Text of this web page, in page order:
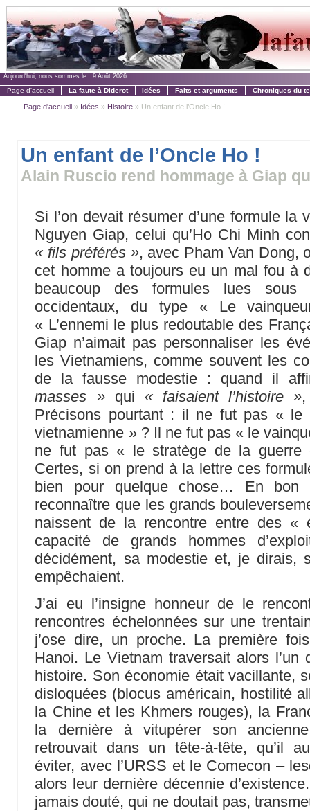
Aujourd'hui, nous sommes le : 9 Août 2026
Page d'accueil La faute à Diderot Idées Faits et arguments Chroniques du
Page d'accueil » Idées » Histoire » Un enfant de l’Oncle Ho !
Un enfant de l’Oncle Ho !
Alain Ruscio rend hommage à Giap
Si l’on devait résumer d’une formule la
Nguyen Giap, celui qu’Ho Chi Minh
« fils préférés », avec Pham Van Dong,
cet homme a toujours eu un mal fou à
beaucoup des formules lues sous
occidentaux, du type « Le
« L’ennemi le plus redoutable des
Giap n’aimait pas personnaliser les
les Vietnamiens, comme souvent les
de la fausse modestie : quand il
masses »qui « faisaient l’histoire »
Précisons pourtant : il ne fut pas « le
vietnamienne » ? Il ne fut pas « le
ne fut pas « le stratège de la guerre
Certes, si on prend à la lettre ces
bien pour quelque chose… En bon
reconnaître que les grands
naissent de la rencontre entre des «
capacité de grands hommes
décidément, sa modestie et, je dirais,
empêchaient.
J’ai eu l’insigne honneur de le
rencontres échelonnées sur une
j’ose dire, un proche. La première
Hanoi. Le Vietnam traversait alors l’un
histoire. Son économie était vacillante,
disloquées (blocus américain, hostilité
la Chine et les Khmers rouges), la
la dernière à vitupérer son
retrouvait dans un tête-à-tête, qu’il
éviter, avec l’URSS et le Comecon –
alors leur dernière décennie
jamais douté, qui ne doutait pas,